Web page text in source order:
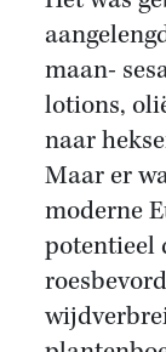
maan-
lotions,
naar
Maar er
moderne
potentieel